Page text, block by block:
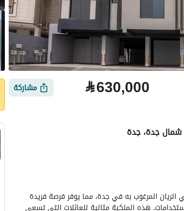
⃁630,000 مشاركة
شمال جدة، جدة